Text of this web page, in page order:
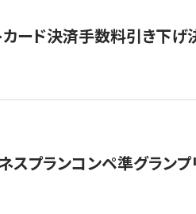
ード決済手数料引き下げ
スプランコンペ準グラン